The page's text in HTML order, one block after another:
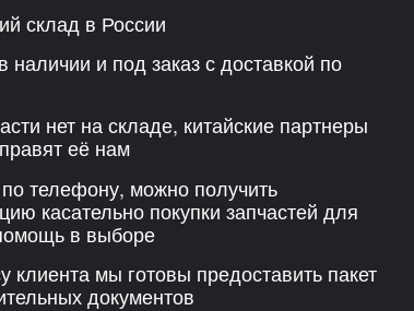
склад в России
наличии и под заказ с доставкой по
нет на складе, китайские партнеры
её нам
телефону, можно получить
касательно покупки запчастей для
в выборе
клиента мы готовы предоставить пакет
документов